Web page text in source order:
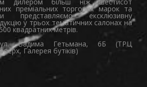
преміальних торгових марок та
представляємо ексклюзивну
у трьох тематичних салонах на
квадратних метрів.
Вадима Гетьмана, 6Б (ТРЦ
Галерея бутіків)